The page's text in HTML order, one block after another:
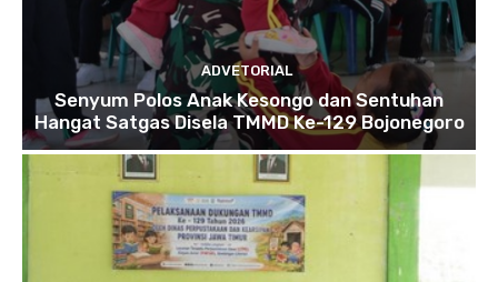
ADVETORIAL
Senyum Polos Anak Kesongo dan Sentuhan
Hangat Satgas Disela TMMD Ke-129 Bojonegoro